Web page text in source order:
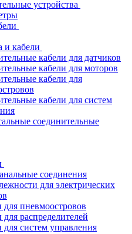
устройства
и кабели
кабели для датчиков
кабели для моторов
кабели для
кабели для систем
соединительные
соединения
для электрических
для пневмоостровов
распределителей
для систем управления